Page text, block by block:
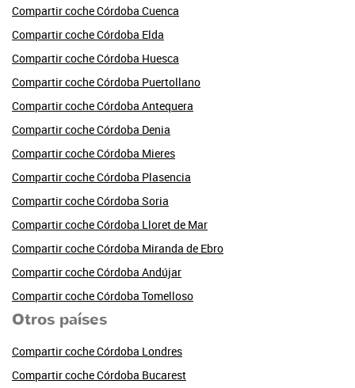
Compartir coche Córdoba Cuenca
Compartir coche Córdoba Elda
Compartir coche Córdoba Huesca
Compartir coche Córdoba Puertollano
Compartir coche Córdoba Antequera
Compartir coche Córdoba Denia
Compartir coche Córdoba Mieres
Compartir coche Córdoba Plasencia
Compartir coche Córdoba Soria
Compartir coche Córdoba Lloret de Mar
Compartir coche Córdoba Miranda de Ebro
Compartir coche Córdoba Andújar
Compartir coche Córdoba Tomelloso
Otros países
Compartir coche Córdoba Londres
Compartir coche Córdoba Bucarest